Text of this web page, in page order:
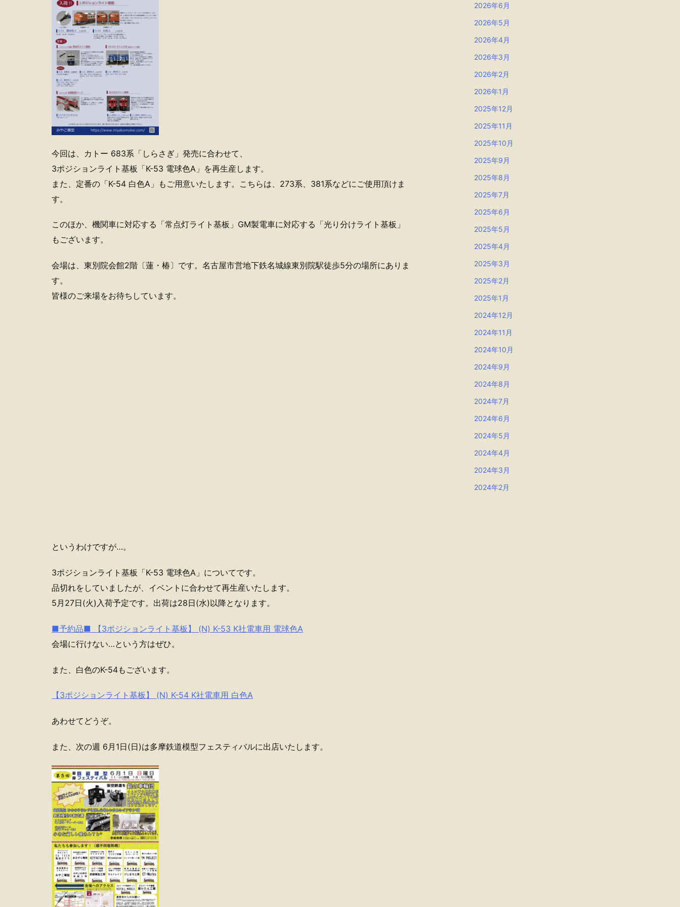
今回は、カトー 683系「しらさぎ」発売に合わせて、
3ポジションライト基板「K-53 電球色A」を再生産します。
また、定番の「K-54 白色A」もご用意いたします。こちらは、273系、381系などにご使用頂けま
す。
このほか、機関車に対応する「常点灯ライト基板」GM製電車に対応する「光り分けライト基板」
もございます。
会場は、東別院会館2階〔蓮・椿〕です。名古屋市営地下鉄名城線東別院駅徒歩5分の場所にありま
す。
皆様のご来場をお待ちしています。
というわけですが…。
3ポジションライト基板「K-53 電球色A」についてです。
品切れをしていましたが、イベントに合わせて再生産いたします。
5月27日(火)入荷予定です。出荷は28日(水)以降となります。
■予約品■ 【3ポジションライト基板】 (N) K-53 K社電車用 電球色A
会場に行けない…という方はぜひ。
また、白色のK-54もございます。
【3ポジションライト基板】 (N) K-54 K社電車用 白色A
あわせてどうぞ。
また、次の週 6月1日(日)は多摩鉄道模型フェスティバルに出店いたします。
2026年6月
2026年5月
2026年4月
2026年3月
2026年2月
2026年1月
2025年12月
2025年11月
2025年10月
2025年9月
2025年8月
2025年7月
2025年6月
2025年5月
2025年4月
2025年3月
2025年2月
2025年1月
2024年12月
2024年11月
2024年10月
2024年9月
2024年8月
2024年7月
2024年6月
2024年5月
2024年4月
2024年3月
2024年2月